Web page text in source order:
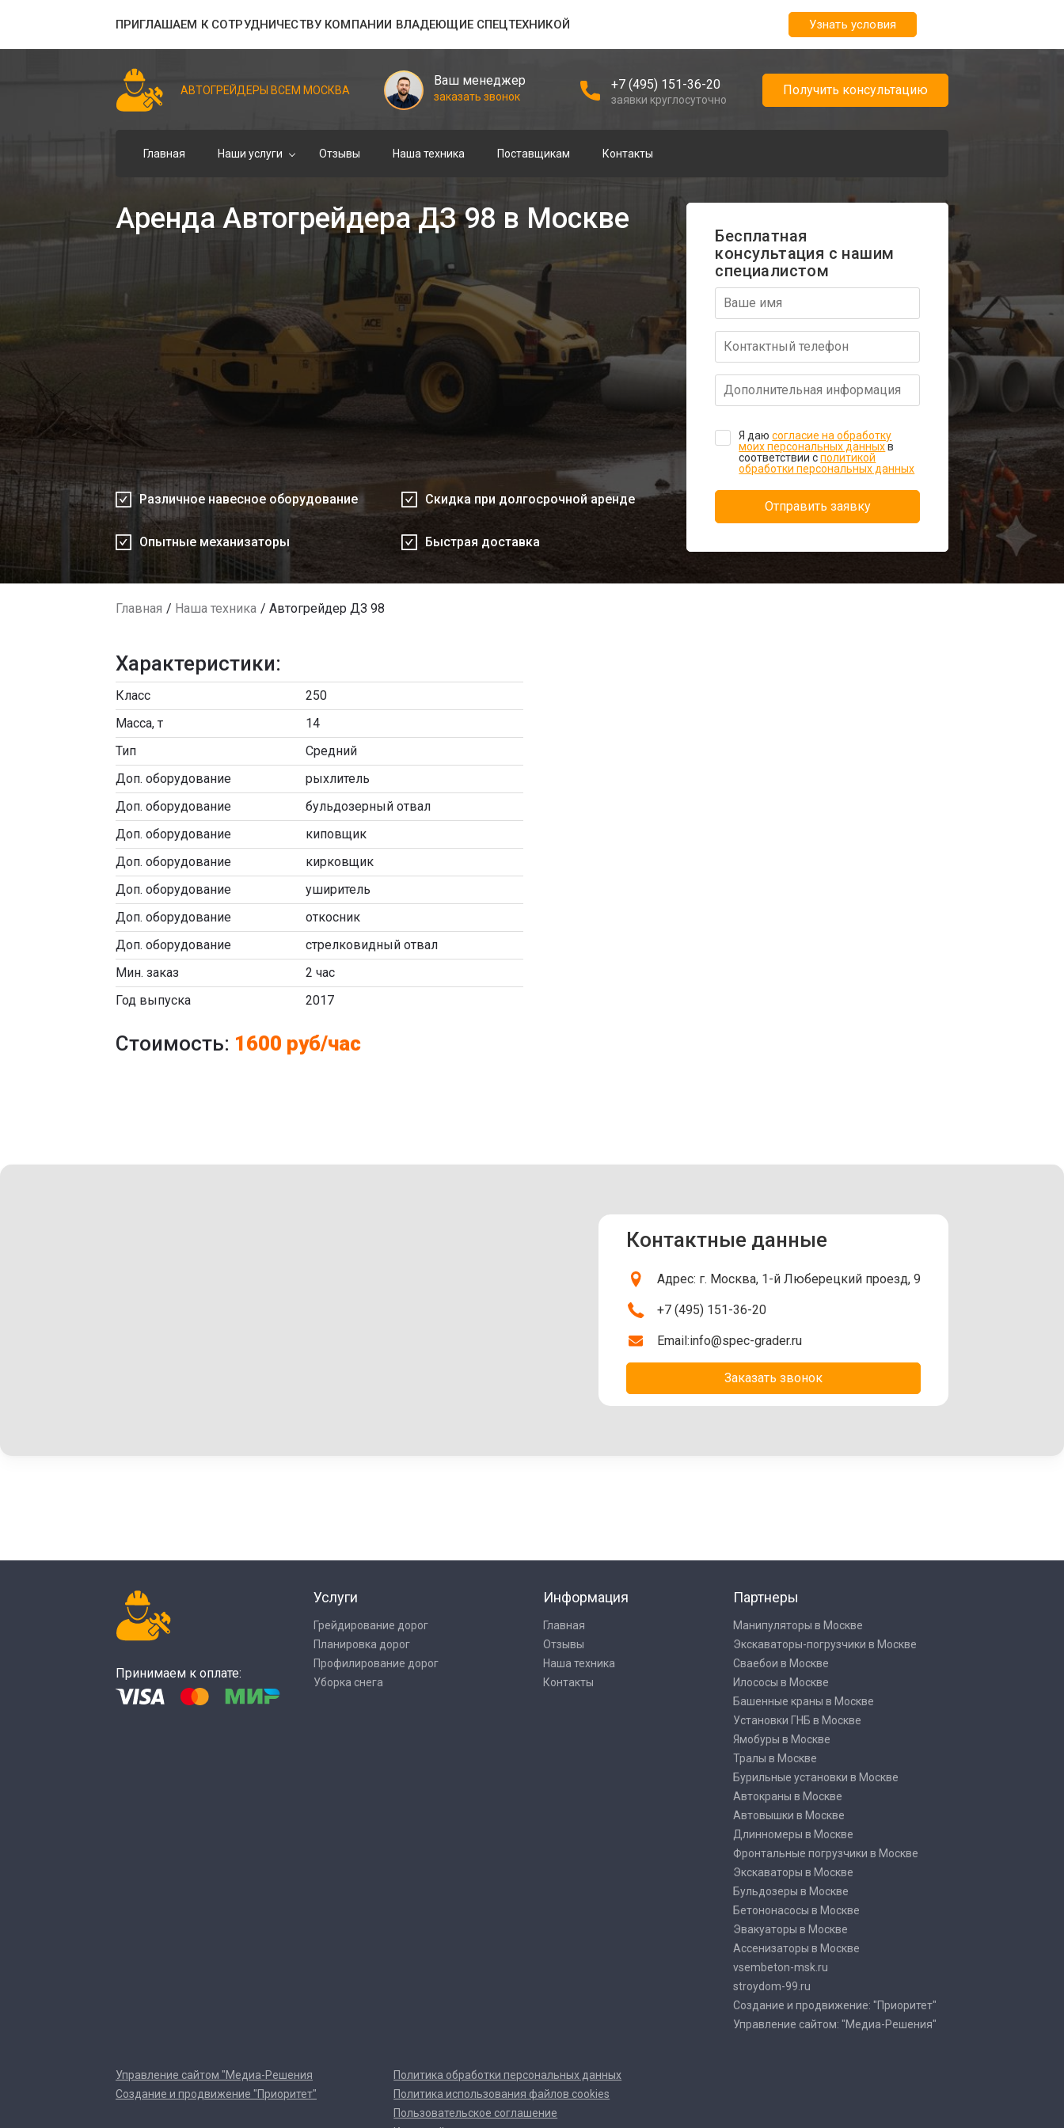
ПРИГЛАШАЕМ К СОТРУДНИЧЕСТВУ КОМПАНИИ ВЛАДЕЮЩИЕ СПЕЦТЕХНИКОЙ Узнать условия
АВТОГРЕЙДЕРЫ ВСЕМ МОСКВА
Ваш менеджер
заказать звонок
+7 (495) 151-36-20
заявки круглосуточно
Получить консультацию
Главная Наши услуги Отзывы Наша техника Поставщикам Контакты
Аренда Автогрейдера ДЗ 98 в Москве
Различное навесное оборудование Скидка при долгосрочной аренде
Опытные механизаторы Быстрая доставка
Бесплатная
консультация с нашим
специалистом
Я даюсогласие на обработку
моих персональных данныхв
соответствии сполитикой
обработки персональных данных
Отправить заявку
Главная Наша техника Автогрейдер ДЗ 98
Характеристики:
Класс
250
Масса, т
14
Тип
Средний
Доп. оборудование
рыхлитель
Доп. оборудование
бульдозерный отвал
Доп. оборудование
киповщик
Доп. оборудование
кирковщик
Доп. оборудование
уширитель
Доп. оборудование
откосник
Доп. оборудование
стрелковидный отвал
Мин. заказ
2 час
Год выпуска
2017
Стоимость: 1600 руб/час
Контактные данные
Адрес: г. Москва, 1-й Люберецкий проезд, 9
+7 (495) 151-36-20
Email:info@spec-grader.ru
Заказать звонок
Принимаем к оплате:
Услуги
Грейдирование дорог
Планировка дорог
Профилирование дорог
Уборка снега
Информация
Главная
Отзывы
Наша техника
Контакты
Партнеры
Манипуляторы в Москве
Экскаваторы-погрузчики в Москве
Сваебои в Москве
Илососы в Москве
Башенные краны в Москве
Установки ГНБ в Москве
Ямобуры в Москве
Тралы в Москве
Бурильные установки в Москве
Автокраны в Москве
Автовышки в Москве
Длинномеры в Москве
Фронтальные погрузчики в Москве
Экскаваторы в Москве
Бульдозеры в Москве
Бетононасосы в Москве
Эвакуаторы в Москве
Ассенизаторы в Москве
vsembeton-msk.ru
stroydom-99.ru
Создание и продвижение: "Приоритет"
Управление сайтом: "Медиа-Решения"
Управление сайтом "Медиа-Решения
Создание и продвижение "Приоритет"
Политика обработки персональных данных
Политика использования файлов cookies
Пользовательское соглашение